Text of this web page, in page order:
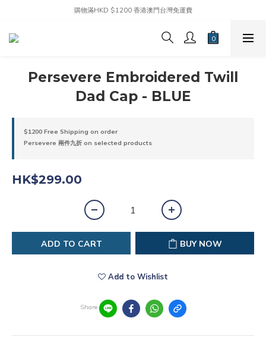
購物滿HKD $1200 香港澳門台灣免運費
Persevere Embroidered Twill
Dad Cap - BLUE
$1200 Free Shipping on order
Persevere 兩件九折 on selected products
HK$299.00
ADD TO CART BUY NOW
Add to Wishlist
Share